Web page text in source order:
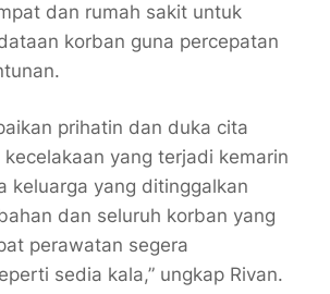
dan rumah sakit untuk
korban guna percepatan
prihatin dan duka cita
yang terjadi kemarin
keluarga yang ditinggalkan
dan seluruh korban yang
perawatan segera
sedia kala,” ungkap Rivan.